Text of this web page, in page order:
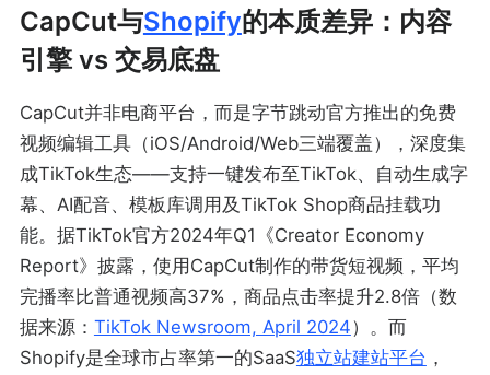
CapCut与Shopify的本质差异：内容
引擎 vs 交易底盘
CapCut并非电商平台，而是字节跳动官方推出的免费
视频编辑工具（iOS/Android/Web三端覆盖），深度集
成TikTok生态——支持一键发布至TikTok、自动生成字
幕、AI配音、模板库调用及TikTok Shop商品挂载功
能。据TikTok官方2024年Q1《Creator Economy
Report》披露，使用CapCut制作的带货短视频，平均
完播率比普通视频高37%，商品点击率提升2.8倍（数
据来源： TikTok Newsroom, April 2024）。而
Shopify是全球市占率第一的SaaS独立站建站平台 ，